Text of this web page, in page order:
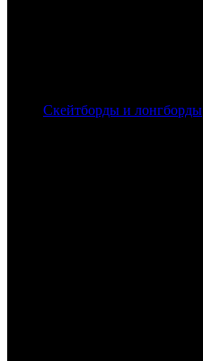
Скейтборды и лонгборды